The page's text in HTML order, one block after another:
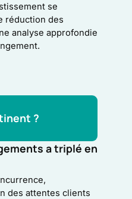
se
réduction des
analyse approfondie
?
a triplé en
des attentes clients